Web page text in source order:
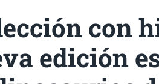
con
edición